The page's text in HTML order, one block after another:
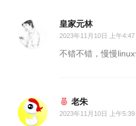
皇家元林
2023年11月10日 上午4:47
不错不错，慢慢
老朱
2023年11月10日 上午5:39